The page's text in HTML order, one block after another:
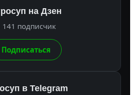
на Дзен
141 подписчик
Подписаться
в Telegram